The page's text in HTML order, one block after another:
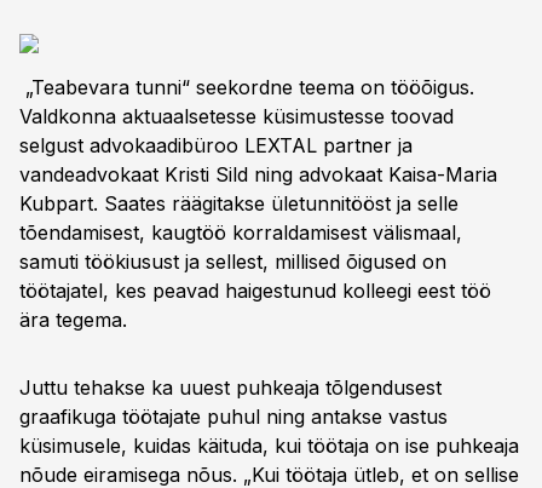
„Teabevara tunni“ seekordne teema on tööõigus.
Valdkonna aktuaalsetesse küsimustesse toovad
selgust advokaadibüroo LEXTAL partner ja
vandeadvokaat Kristi Sild ning advokaat Kaisa-Maria
Kubpart. Saates räägitakse ületunnitööst ja selle
tõendamisest, kaugtöö korraldamisest välismaal,
samuti töökiusust ja sellest, millised õigused on
töötajatel, kes peavad haigestunud kolleegi eest töö
ära tegema.
Juttu tehakse ka uuest puhkeaja tõlgendusest
graafikuga töötajate puhul ning antakse vastus
küsimusele, kuidas käituda, kui töötaja on ise puhkeaja
nõude eiramisega nõus. „Kui töötaja ütleb, et on sellise